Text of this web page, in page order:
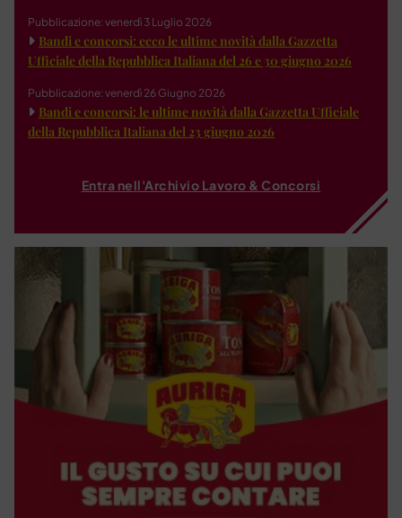
Pubblicazione: venerdì 3 Luglio 2026
Bandi e concorsi: ecco le ultime novità dalla Gazzetta
Ufficiale della Repubblica Italiana del 26 e 30 giugno 2026
Pubblicazione: venerdì 26 Giugno 2026
Bandi e concorsi: le ultime novità dalla Gazzetta Ufficiale
della Repubblica Italiana del 23 giugno 2026
Entra nell'Archivio Lavoro & Concorsi